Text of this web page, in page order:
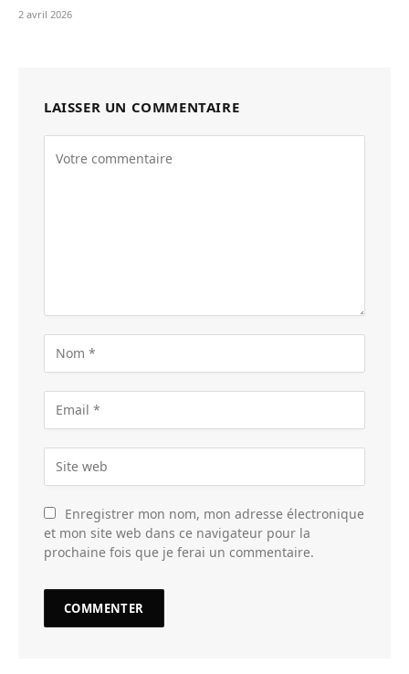
2 avril 2026
LAISSER UN COMMENTAIRE
Enregistrer mon nom, mon adresse électronique
et mon site web dans ce navigateur pour la
prochaine fois que je ferai un commentaire.